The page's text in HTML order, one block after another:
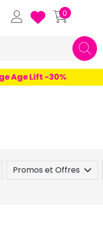
Grande Pharmacie
0
Age Lift -30%
Promos et Offres